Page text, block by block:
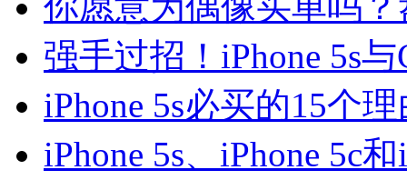
强手过招！iPhone 5s
iPhone 5s必买的15个
iPhone 5s、iPhone 5c